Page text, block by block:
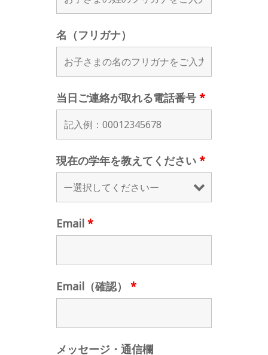
名（フリガナ）
当日ご連絡が取れる電話番号 *
現在の学年を教えてください *
Email *
Email（確認） *
メッセージ・通信欄